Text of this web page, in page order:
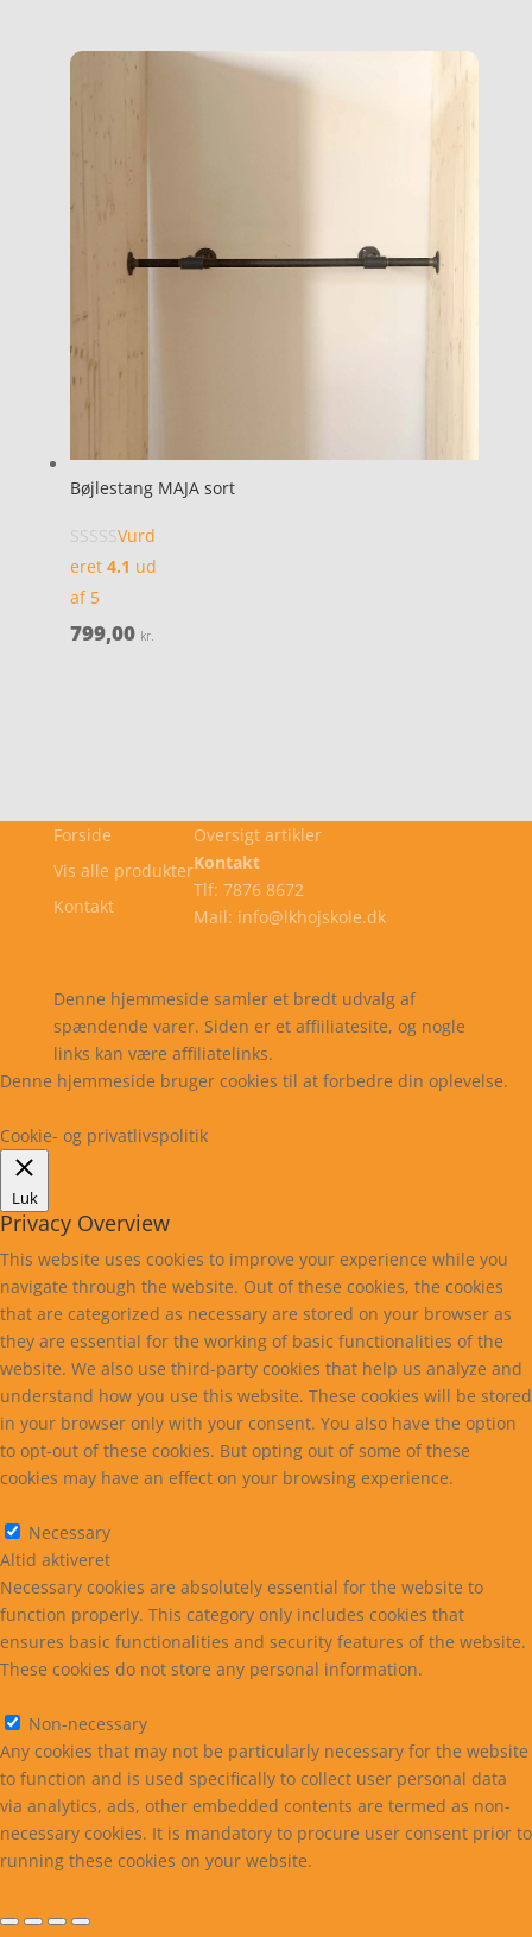
Bøjlestang MAJA sort
Vurd
eret 4.1 ud
af 5
799,00 kr.
Forside
Vis alle produkter
Kontakt
Oversigt artikler
Kontakt
Tlf: 7876 8672
Mail: info@lkhojskole.dk
Denne hjemmeside samler et bredt udvalg af
spændende varer. Siden er et affiiliatesite, og nogle
links kan være affiliatelinks.
Denne hjemmeside bruger cookies til at forbedre din oplevelse.
Cookie- og privatlivspolitik
Luk
Privacy Overview
This website uses cookies to improve your experience while you
navigate through the website. Out of these cookies, the cookies
that are categorized as necessary are stored on your browser as
they are essential for the working of basic functionalities of the
website. We also use third-party cookies that help us analyze and
understand how you use this website. These cookies will be stored
in your browser only with your consent. You also have the option
to opt-out of these cookies. But opting out of some of these
cookies may have an effect on your browsing experience.
Necessary
Altid aktiveret
Necessary cookies are absolutely essential for the website to
function properly. This category only includes cookies that
ensures basic functionalities and security features of the website.
These cookies do not store any personal information.
Non-necessary
Any cookies that may not be particularly necessary for the website
to function and is used specifically to collect user personal data
via analytics, ads, other embedded contents are termed as non-
necessary cookies. It is mandatory to procure user consent prior to
running these cookies on your website.